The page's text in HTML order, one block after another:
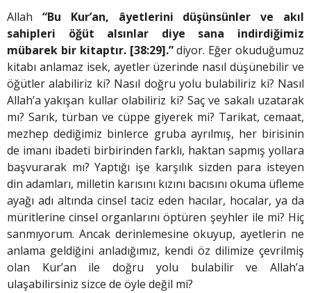
Allah “Bu Kur’an, âyetlerini düşünsünler ve akıl
sahipleri öğüt alsınlar diye sana indirdiğimiz
mübarek bir kitaptır. [38:29].”diyor. Eğer okuduğumuz
kitabı anlamaz isek, ayetler üzerinde nasıl düşünebilir ve
öğütler alabiliriz ki? Nasıl doğru yolu bulabiliriz ki? Nasıl
Allah’a yakışan kullar olabiliriz ki? Saç ve sakalı uzatarak
mı? Sarık, türban ve cüppe giyerek mi? Tarikat, cemaat,
mezhep dediğimiz binlerce gruba ayrılmış, her birisinin
de imanı ibadeti birbirinden farklı, haktan sapmış yollara
başvurarak mı? Yaptığı işe karşılık sizden para isteyen
din adamları, milletin karısını kızını bacısını okuma üfleme
ayağı adı altında cinsel taciz eden hacılar, hocalar, ya da
müritlerine cinsel organlarını öptüren şeyhler ile mi? Hiç
sanmıyorum. Ancak derinlemesine okuyup, ayetlerin ne
anlama geldiğini anladığımız, kendi öz dilimize çevrilmiş
olan Kur’an ile doğru yolu bulabilir ve Allah’a
ulaşabilirsiniz sizce de öyle değil mi?